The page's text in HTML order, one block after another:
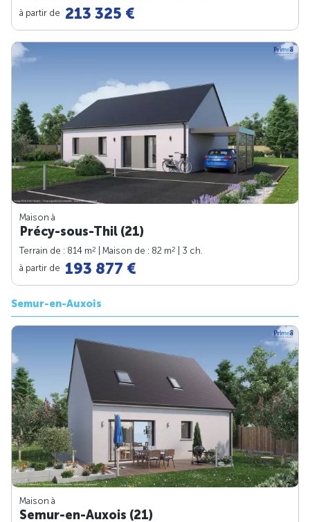
à partir de 213 325 €
Maison à
Précy-sous-Thil (21)
Terrain de : 814 m2 | Maison de : 82 m2
| 3 ch.
à partir de 193 877 €
Semur-en-Auxois
Maison à
Semur-en-Auxois (21)